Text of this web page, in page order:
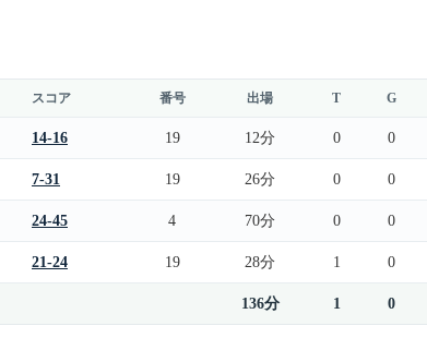
スコア 番号 出場 T G
14-16 19 12分 0 0
7-31 19 26分 0 0
24-45 4 70分 0 0
21-24 19 28分 1 0
136分 1 0